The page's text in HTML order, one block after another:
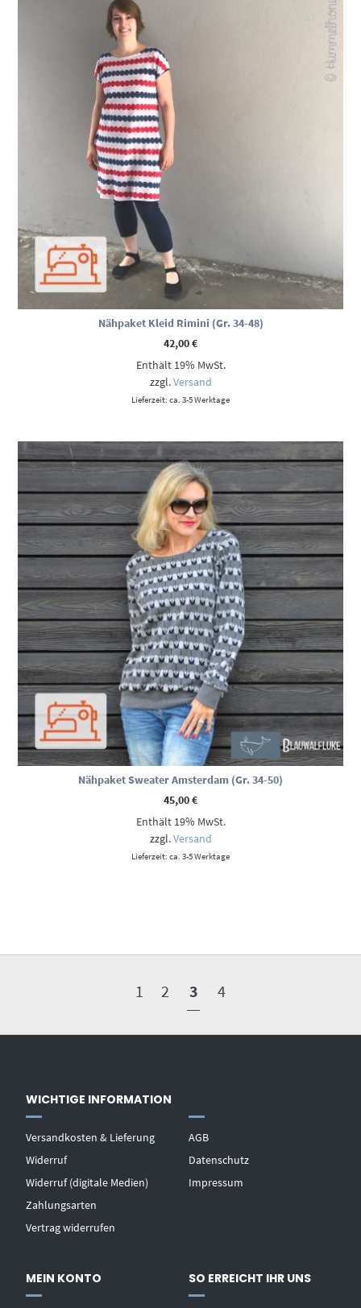
Nähpaket Kleid Rimini (Gr. 34-48)
42,00€
Enthält 19% MwSt.
zzgl.Versand
Lieferzeit: ca. 3-5 Werktage
Nähpaket Sweater Amsterdam (Gr. 34-50)
45,00€
Enthält 19% MwSt.
zzgl.Versand
Lieferzeit: ca. 3-5 Werktage
1 2 3 4
WICHTIGE INFORMATION
Versandkosten & Lieferung
Widerruf
Widerruf (digitale Medien)
Zahlungsarten
Vertrag widerrufen
AGB
Datenschutz
Impressum
MEIN KONTO SO ERREICHT IHR UNS